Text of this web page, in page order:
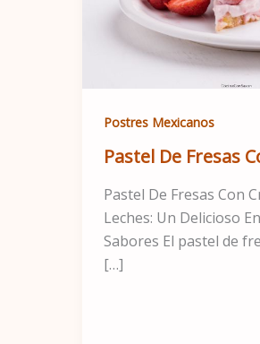
Postres Mexicanos
Pastel De Fresas
Pastel De Fresas Con
Leches: Un Delicioso
Sabores El pastel de
[…]